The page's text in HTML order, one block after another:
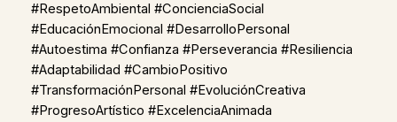
#RespetoAmbiental #ConcienciaSocial
#EducaciónEmocional #DesarrolloPersonal
#Autoestima #Confianza #Perseverancia #Resiliencia
#Adaptabilidad #CambioPositivo
#TransformaciónPersonal #EvoluciónCreativa
#ProgresoArtístico #ExcelenciaAnimada